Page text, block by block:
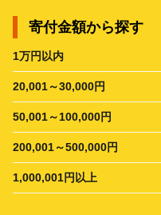
寄付金額から探す
1万円以内
20,001～30,000円
50,001～100,000円
200,001～500,000円
1,000,001円以上